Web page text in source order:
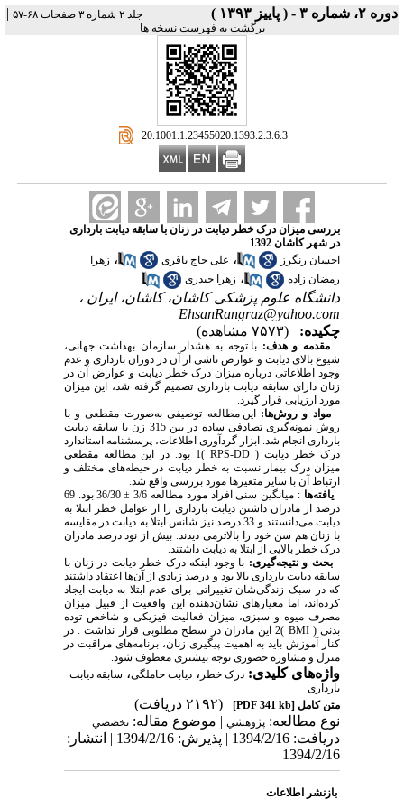
دوره ۲، شماره ۳ - ( پاييز ۱۳۹۳ ) جلد ۲ شماره ۳ صفحات ۶۸-۵۷ |
برگشت به فهرست نسخه ها
‎ 20.1001.1.23455020.1393.2.3.6.3
بررسی میزان درک خطر دیابت در زنان با سابقه دیابت بارداری
در شهر کاشان 1392
احسان رنگرز
، علی حاج باقری ، زهرا
رمضان زاده
، زهرا حیدری
دانشگاه علوم پزشکی کاشان، کاشان، ایران ،
EhsanRangraz@yahoo.com
چکیده:
(۷۵۷۳ مشاهده)
مقدمه و هدف: با توجه به هشدار سازمان بهداشت جهانی،
شیوع بالای دیابت و عوارض ناشی از آن در دوران بارداری و عدم
وجود اطلاعاتی درباره میزان درک خطر دیابت و عوارض آن در
زنان دارای سابقه دیابت بارداری تصمیم گرفته شد، این میزان
مورد ارزیابی قرار گیرد.
مواد و روش‌ها:این مطالعه توصیفی به‌صورت مقطعی و با
روش نمونه‌گیری تصادفی ساده در بین 315 زن با سابقه دیابت
بارداری انجام شد. ابزار گردآوری اطلاعات، پرسشنامه استاندارد
درک خطر دیابت ( RPS-DD )1 بود. در این مطالعه مقطعی
میزان درک بیمار نسبت به خطر دیابت در حیطه‌های مختلف و
ارتباط آن با سایر متغیرها مورد بررسی واقع شد.
یافته‌ها
: میانگین سنی افراد مورد مطالعه 3/6 ± 36/30 بود. 69
درصد از مادران داشتن دیابت بارداری را از عوامل خطر ابتلا به
دیابت می‌دانستند و 33 درصد نیز شانس ابتلا به دیابت در مقایسه
با زنان هم سن خود را بالاترمی دیدند. بیش از نود درصد مادران
درک خطر بالایی از ابتلا به دیابت داشتند.
بحث و نتیجه‌گیری: با وجود اینکه درک خطر دیابت در زنان با
سابقه دیابت بارداری بالا بود و درصد زیادی از آن‌ها اعتقاد داشتند
که در سبک زندگی‌شان تغییراتی برای عدم ابتلا به دیابت ایجاد
کرده‌اند، اما معیارهای نشان‌دهنده این واقعیت از قبیل میزان
مصرف میوه و سبزی، میزان فعالیت فیزیکی و شاخص توده
بدنی ( BMI )2 این مادران در سطح مطلوبی قرار نداشت . در
کنار آموزش باید به اهمیت پیگیری زنان، برنامه‌های مراقبت در
منزل و مشاوره حضوری توجه بیشتری معطوف شود.
واژه‌های کلیدی: درک خطر ، دیابت حاملگی، سابقه دیابت
بارداری
متن کامل [PDF 341 kb]
(۲۱۹۲ دریافت)
نوع مطالعه: پژوهشي| موضوع مقاله: تخصصي
دریافت: 1394/2/16 | پذیرش: 1394/2/16 | انتشار:
1394/2/16
بازنشر اطلاعات